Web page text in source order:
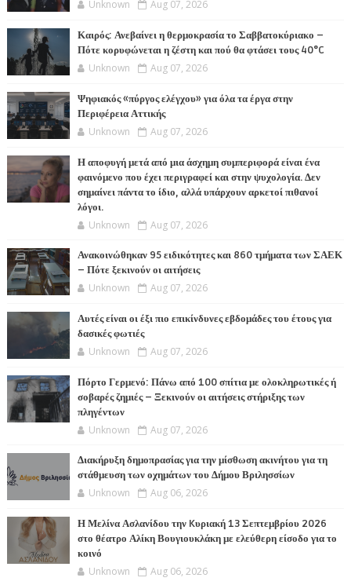
Unknown Aug 07, 2026
Καιρός: Ανεβαίνει η θερμοκρασία το Σαββατοκύριακο –
Πότε κορυφώνεται η ζέστη και πού θα φτάσει τους 40°C
Unknown Aug 07, 2026
Ψηφιακός «πύργος ελέγχου» για όλα τα έργα στην
Περιφέρεια Αττικής
Unknown Aug 07, 2026
Η αποφυγή μετά από μια άσχημη συμπεριφορά είναι ένα
φαινόμενο που έχει περιγραφεί και στην ψυχολογία. Δεν
σημαίνει πάντα το ίδιο, αλλά υπάρχουν αρκετοί πιθανοί
λόγοι.
Unknown Aug 07, 2026
Ανακοινώθηκαν 95 ειδικότητες και 860 τμήματα των ΣΑΕΚ
– Πότε ξεκινούν οι αιτήσεις
Unknown Aug 07, 2026
Αυτές είναι οι έξι πιο επικίνδυνες εβδομάδες του έτους για
δασικές φωτιές
Unknown Aug 07, 2026
Πόρτο Γερμενό: Πάνω από 100 σπίτια με ολοκληρωτικές ή
σοβαρές ζημιές – Ξεκινούν οι αιτήσεις στήριξης των
πληγέντων
Unknown Aug 07, 2026
Διακήρυξη δημοπρασίας για την μίσθωση ακινήτου για τη
στάθμευση των οχημάτων του Δήμου Βριλησσίων
Unknown Aug 06, 2026
Η Μελίνα Ασλανίδου την Kυριακή 13 Σεπτεμβρίου 2026
στο θέατρο Αλίκη Βουγιουκλάκη με ελεύθερη είσοδο για το
κοινό
Unknown Aug 06, 2026